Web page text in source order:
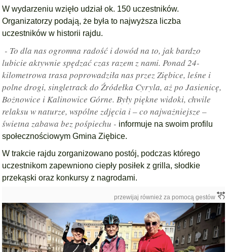
W wydarzeniu wzięło udział ok. 150 uczestników.
Organizatorzy podają, że była to najwyższa liczba
uczestników w historii rajdu.
- To dla nas ogromna radość i dowód na to, jak bardzo
lubicie aktywnie spędzać czas razem z nami. Ponad 24-
kilometrowa trasa poprowadziła nas przez Ziębice, leśne i
polne drogi, singletrack do Źródełka Cyryla, aż po Jasienicę,
Bożnowice i Kalinowice Górne. Były piękne widoki, chwile
relaksu w naturze, wspólne zdjęcia i – co najważniejsze –
świetna zabawa bez pośpiechu - informuje na swoim profilu
społecznościowym Gmina Ziębice.
W trakcie rajdu zorganizowano postój, podczas którego
uczestnikom zapewniono ciepły posiłek z grilla, słodkie
przekąski oraz konkursy z nagrodami.
przewijaj również za pomocą gestów